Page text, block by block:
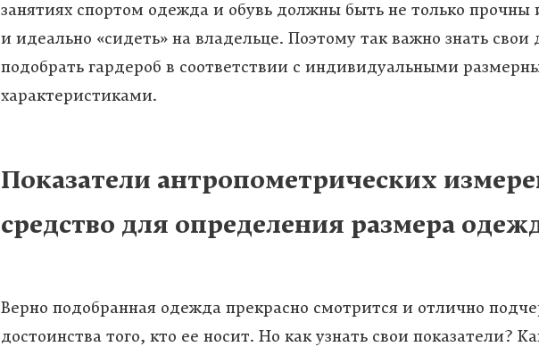
занятиях спортом одежда и обувь должны быть не только
и идеально «сидеть» на владельце. Поэтому так важно знать
подобрать гардероб в соответствии с индивидуальными
характеристиками.
Показатели антропометрических
средство для определения размера
Верно подобранная одежда прекрасно смотрится и отлично
достоинства того, кто ее носит. Но как узнать свои показатели?